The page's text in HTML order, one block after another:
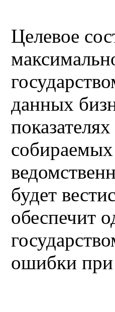
Целевое
данных
будет
обеспечит
ошибки при